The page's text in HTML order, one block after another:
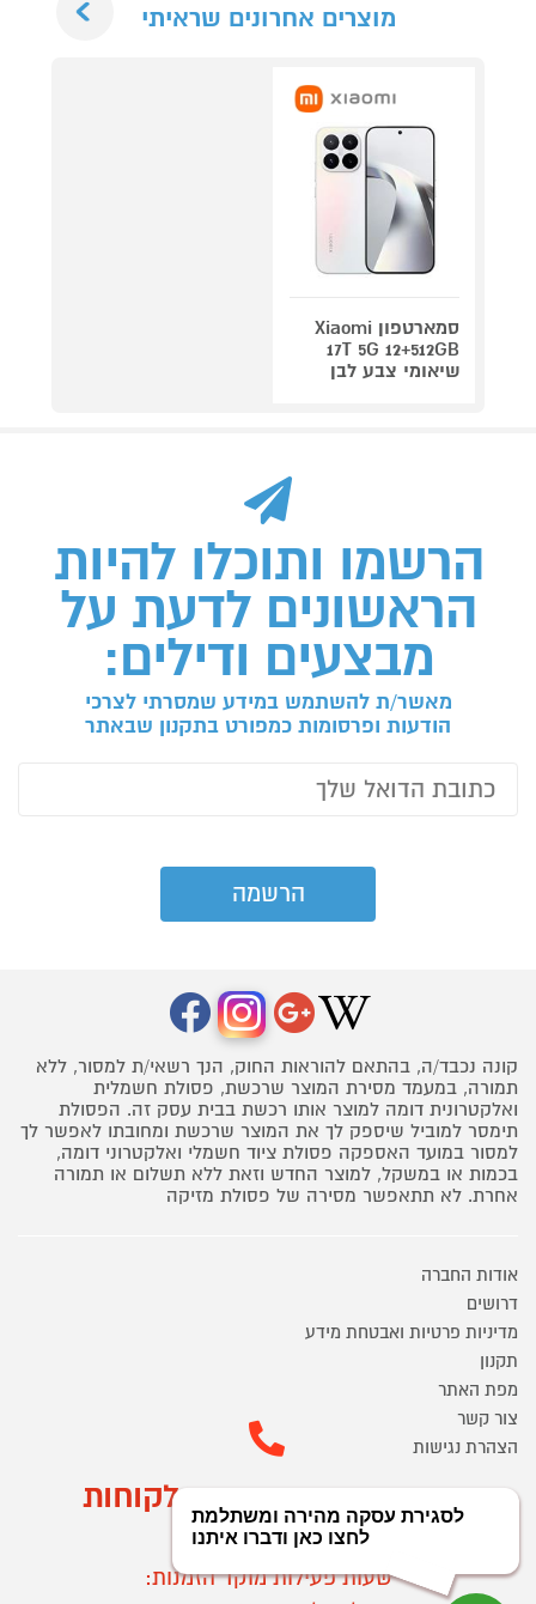
מוצרים אחרונים שראיתי
סמארטפון Xiaomi
17T 5G 12+512GB
שיאומי צבע לבן
הרשמו ותוכלו להיות
הראשונים לדעת על
מבצעים ודילים:
מאשר/ת להשתמש במידע שמסרתי לצרכי
הודעות ופרסומות כמפורט בתקנון שבאתר
קונה נכבד/ה, בהתאם להוראות החוק, הנך רשאי/ת למסור, ללא
תמורה, במעמד מסירת המוצר שרכשת, פסולת חשמלית
ואלקטרונית דומה למוצר אותו רכשת בבית עסק זה. הפסולת
תימסר למוביל שיספק לך את המוצר שרכשת ומחובתו לאפשר לך
למסור במועד האספקה פסולת ציוד חשמלי ואלקטרוני דומה,
בכמות או במשקל, למוצר החדש וזאת ללא תשלום או תמורה
אחרת. לא תתאפשר מסירה של פסולת מזיקה
אודות החברה
דרושים
מדיניות פרטיות ואבטחת מידע
תקנון
מפת האתר
צור קשר
הצהרת נגישות
מוקד הזמנות ושירות לקוחות
03-9545370
שעות פעילות מוקד הזמנות: